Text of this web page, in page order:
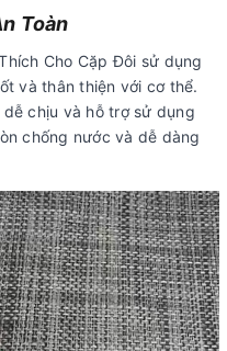
Toàn
Cho Cặp Đôi sử dụng
và thân thiện với cơ thể.
chịu và hỗ trợ sử dụng
chống nước và dễ dàng